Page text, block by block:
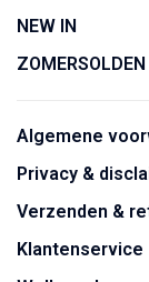
NEW IN
ZOMERSOLDEN
Algemene
Privacy &
Verzenden &
Klantenservice